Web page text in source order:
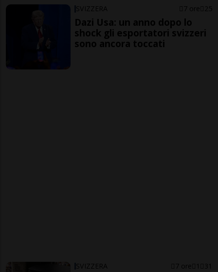
SVIZZERA 7 ore 25
Dazi Usa: un anno dopo lo
shock gli esportatori svizzeri
sono ancora toccati
SVIZZERA 7 ore 1 31